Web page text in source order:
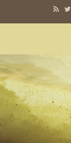
بنا شراً